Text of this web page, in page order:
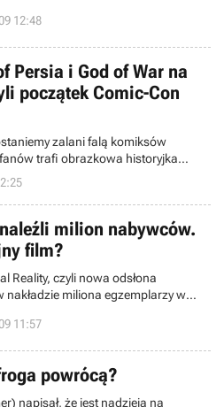
którzy pojawią się w grze, ale
Firma Activision regularnie
12:48
Persia i God of War na
początek Comic-Con
zalani falą komiksów
trafi obrazkowa historyjka
losy Kratosa z God of War czy opis
pierwszą i drugą częścią
milion nabywców.
film?
Reality, czyli nowa odsłona
nakładzie miliona egzemplarzy w
że produkcji, wydanej właściwie na
się zainteresować wielu
11:57
powrócą?
napisał, że jest nadzieja na